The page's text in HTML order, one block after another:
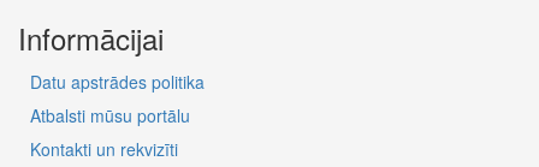
Informācijai
Datu apstrādes politika
Atbalsti mūsu portālu
Kontakti un rekvizīti